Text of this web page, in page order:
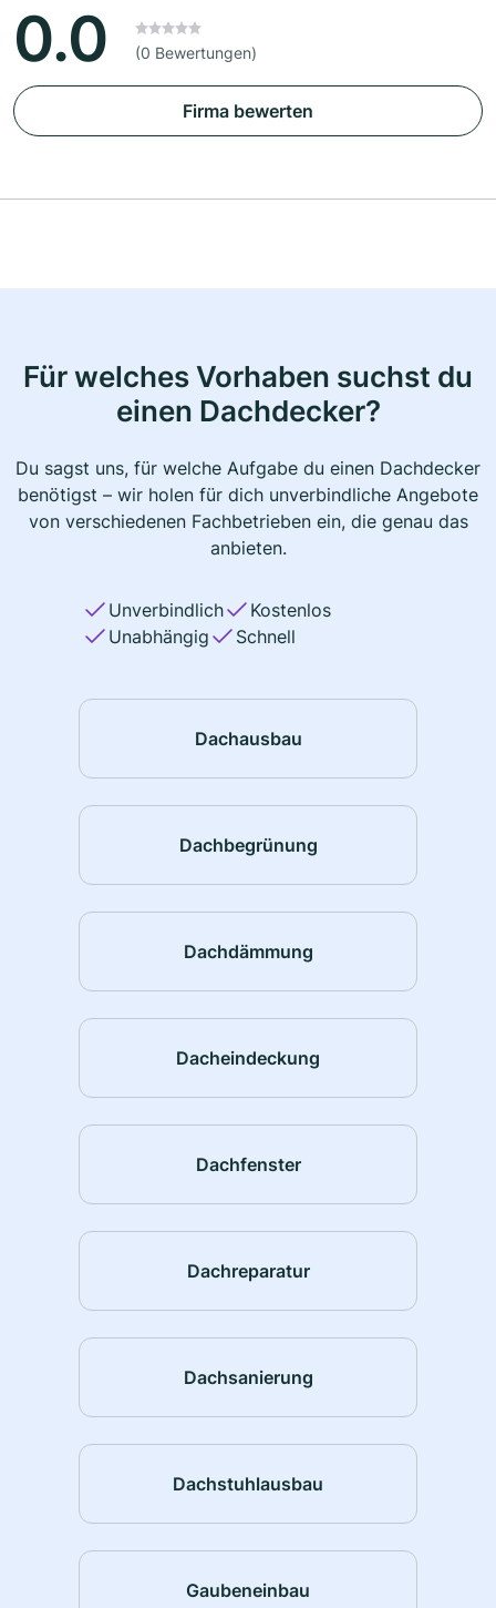
0.0 (0 Bewertungen)
Firma bewerten
Für welches Vorhaben suchst du
einen Dachdecker?
Du sagst uns, für welche Aufgabe du einen Dachdecker
benötigst – wir holen für dich unverbindliche Angebote
von verschiedenen Fachbetrieben ein, die genau das
anbieten.
Unverbindlich
Kostenlos
Unabhängig
Schnell
Dachausbau
Dachbegrünung
Dachdämmung
Dacheindeckung
Dachfenster
Dachreparatur
Dachsanierung
Dachstuhlausbau
Gaubeneinbau